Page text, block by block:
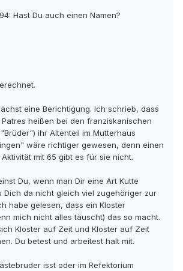
Hast Du auch einen Namen?
eine Berichtigung. Ich schrieb, dass
heißen bei den franziskanischen
ihr Altenteil im Mutterhaus
wäre richtiger gewesen, denn einen
mit 65 gibt es für sie nicht.
Du, wenn man Dir eine Art Kutte
Dich da nicht gleich viel zugehöriger zur
habe gelesen, dass ein Kloster
mich nicht alles täuscht) das so macht.
Kloster auf Zeit und Kloster auf Zeit
Du betest und arbeitest halt mit.
isst oder im Refektorium